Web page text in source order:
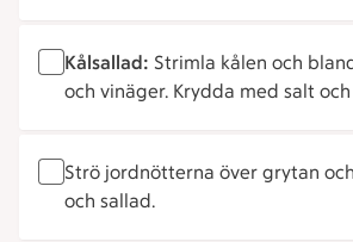
Kålsallad: Strimla kålen och
och vinäger. Krydda med salt
Strö jordnötterna över grytan
och sallad.